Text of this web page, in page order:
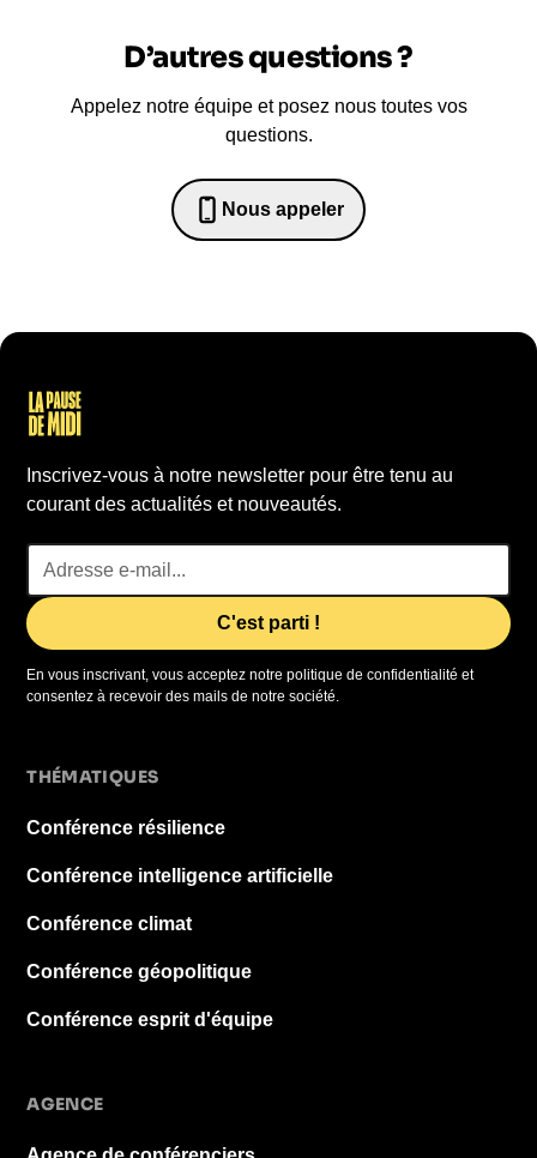
D’autres questions ?
Appelez notre équipe et posez nous toutes vos
questions.
Nous appeler
0652698481
Inscrivez-vous à notre newsletter pour être tenu au
courant des actualités et nouveautés.
En vous inscrivant, vous acceptez notre politique de confidentialité et
consentez à recevoir des mails de notre société.
THÉMATIQUES
Conférence résilience
Conférence intelligence artificielle
Conférence climat
Conférence géopolitique
Conférence esprit d'équipe
AGENCE